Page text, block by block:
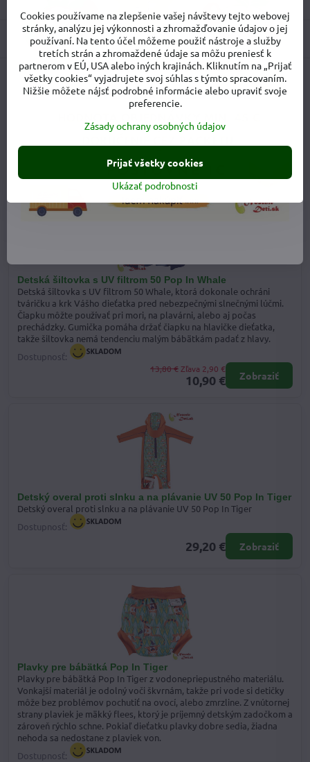
Diskusia 0
FacebookTwitter BlueskyPinterestRedditLinkedInWhatsApp
E-
mail
Predchádzajúci produkt Nasledujúci produkt
Alternatívne a doplnkové produkty
Detská šiltovka s UV filtrom 50 Pop In Whale
Detská šiltovka s UV filtrom 50 Whale, ktorá dokonale ochráni
tváričku a krk Vášho dieťatka pred nebezpečnými slnečnými lúčmi.
Čiapku môžte používať pri mori, na plavárni, alebo aj počas
prechádzky. Gumička pomáha držať čiapku na hlavičke dieťatka,
takže šiltovka nemá tendenciu malým bábätkám padať z hlavy.
Dostupnosť:
10,90 €
13,80 €Zľava 2,90 €
Zobraziť
Detský overal proti slnku a na plávanie UV 50 Pop In Tiger
Detský overal proti slnku a na plávanie UV 50 Pop In Tiger
Dostupnosť:
29,20 € Zobraziť
Plavky pre bábätká Pop In Tiger
Plavky pre bábätká Pop In Tiger z vodonepriepustného materiálu.
Vonkajší materiál je odolný voči škvrnám, takže pri vode si detičky
môže bez problémov pochutiť na ovocí, alebo zmrzline. Z vnútornej
strany plaviek je mäkký flees, ktorý je príjemný detským zadočkom a
zároveň rýchlo schne. Pokiaľ dieťatku plavky dobre sedia, žiadna
nehoda sa nedostane z plaviek von.
Dostupnosť:
Cookies používame na zlepšenie vašej návštevy tejto webovej
stránky, analýzu jej výkonnosti a zhromažďovanie údajov o jej
používaní. Na tento účel môžeme použiť nástroje a služby
tretích strán a zhromaždené údaje sa môžu preniesť k
partnerom v EÚ, USA alebo iných krajinách. Kliknutím na „Prijať
všetky cookies“ vyjadrujete svoj súhlas s týmto spracovaním.
Nižšie môžete nájsť podrobné informácie alebo upraviť svoje
preferencie.
Zásady ochrany osobných údajov
Ukázať podrobnosti
Prijať všetky cookies